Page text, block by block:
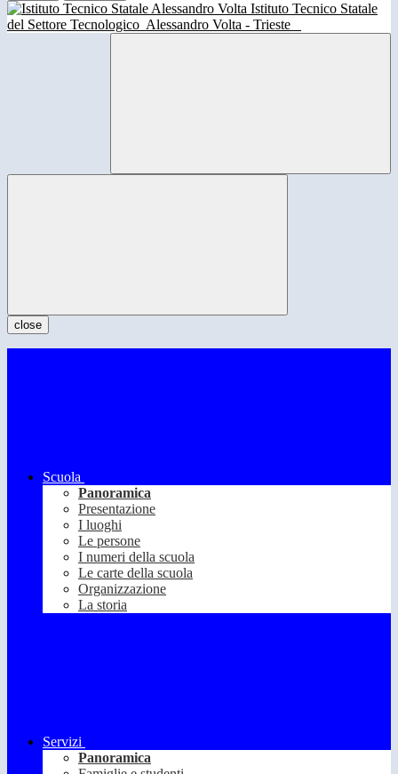
Istituto Tecnico Statale
del Settore Tecnologico Alessandro Volta - Trieste
close
Scuola
Panoramica
Presentazione
I luoghi
Le persone
I numeri della scuola
Le carte della scuola
Organizzazione
La storia
Servizi
Panoramica